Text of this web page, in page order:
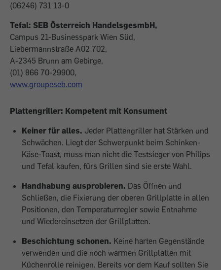
(06246) 731 13-0
Tefal: SEB Österreich HandelsgesmbH,
Campus 21-Businesspark Wien Süd,
Liebermannstraße A02 702,
A-2345 Brunn am Gebirge,
(01) 866 70-29900,
www.groupeseb.com
Plattengriller: Kompetent mit Konsument
Keiner für alles. Jeder Plattengriller hat Stärken und
Schwächen. Liegt der Schwerpunkt beim Schinken-
Käse-Toast, muss man nicht die Testsieger von Philips
und Tefal kaufen, fürs Grillen sind sie erste Wahl.
Handhabung ausprobieren. Das Öffnen und
Schließen, die Fixierung der oberen Grillplatte in allen
Positionen, den Temperaturregler sowie Entnahme
und Wiedereinsetzen der Grillplatten.
Beschichtung schonen. Keine harten Gegenstände
verwenden und die noch warmen Grillplatten mit
Küchenrolle reinigen. Bereits vor dem Kauf sollten Sie